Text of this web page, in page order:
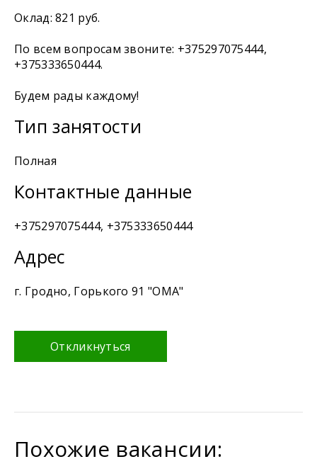
Оклад: 821 руб.
По всем вопросам звоните: +375297075444,
+375333650444.
Будем рады каждому!
Тип занятости
Полная
Контактные данные
+375297075444, +375333650444
Адрес
г. Гродно, Горького 91 "ОМА"
Откликнуться
Похожие вакансии: